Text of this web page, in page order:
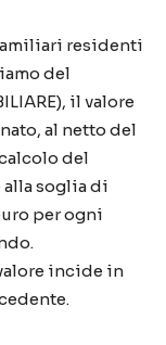
residenti
del
il valore
al netto del
del
soglia di
per ogni
incide in